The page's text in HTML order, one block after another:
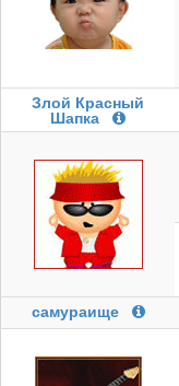
Злой Красный
Шапка
самураище